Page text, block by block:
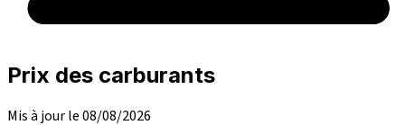
Prix des carburants
Mis à jour le 08/08/2026